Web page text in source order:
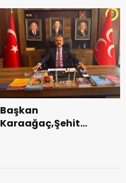
Tamamlandı.
Başkan
Karaağaç,Şehit